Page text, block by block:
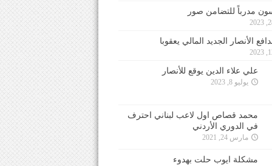
مدرباً للتضامن صور
الأنصار الجديد المالي يعقوبا
علي علاء الدين يوقع للأنصار
يوليو 8, 2023
محمد قصاص اول لاعب لبناني احترف
في الدوري الأردني
مارس 24, 2021
مشكلة ايوب حلت بهدوء